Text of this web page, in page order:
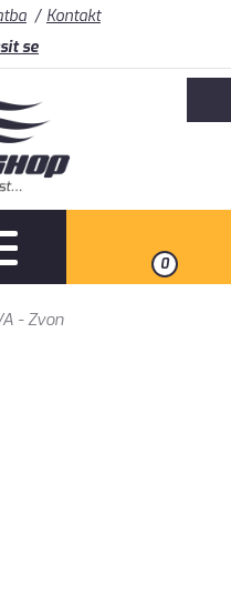
Kontakt
se
0
- Zvon